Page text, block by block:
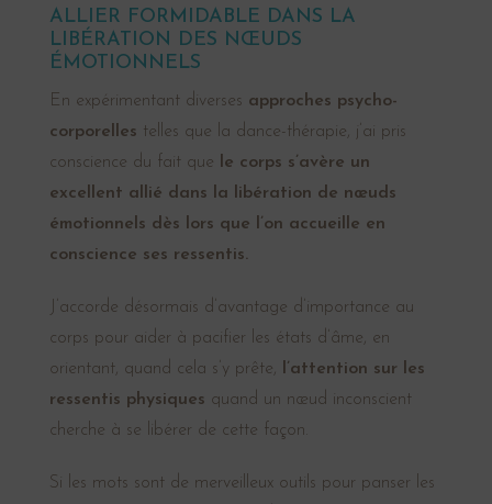
ALLIER FORMIDABLE DANS LA
LIBÉRATION DES NŒUDS
ÉMOTIONNELS
En expérimentant diverses approches psycho-
corporelles telles que la dance-thérapie, j’ai pris
conscience du fait que le corps s’avère un
excellent allié dans la libération de nœuds
émotionnels dès lors que l’on accueille en
conscience ses ressentis.
J’accorde désormais d’avantage d’importance au
corps pour aider à pacifier les états d’âme, en
orientant, quand cela s’y prête, l’attention sur les
ressentis physiques quand un nœud inconscient
cherche à se libérer de cette façon.
Si les mots sont de merveilleux outils pour panser les